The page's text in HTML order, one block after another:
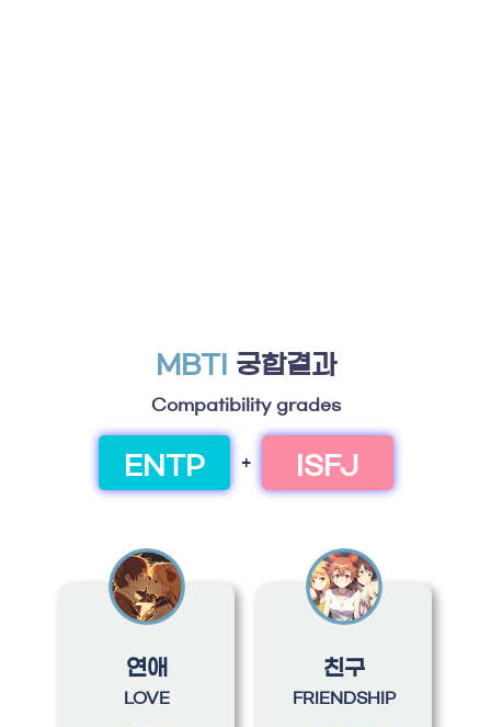
MBTI 궁합결과
Compatibility grades
ENTP + ISFJ
연애
LOVE
친구
FRIENDSHIP